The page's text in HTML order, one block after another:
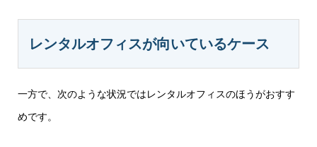
レンタルオフィスが向いているケース
一方で、次のような状況ではレンタルオフィスのほうがおすす
めです。